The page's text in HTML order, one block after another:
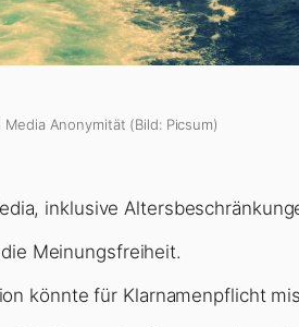
Media Anonymität (Bild: Picsum)
inklusive
Meinungsfreiheit.
könnte für Klarnamenpflicht